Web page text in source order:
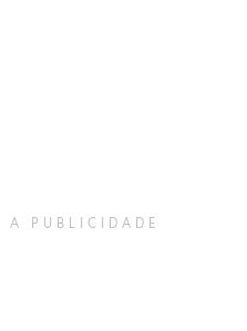
PUBLICIDADE